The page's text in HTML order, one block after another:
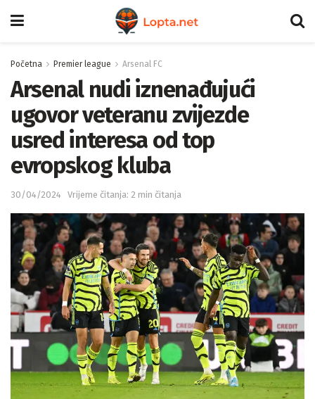
Početna Premier league Arsenal FC
Arsenal nudi iznenađujući
ugovor veteranu zvijezde
usred interesa od top
evropskog kluba
30/04/2024 Vrijeme čitanja: 2 min čitanja